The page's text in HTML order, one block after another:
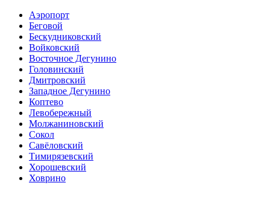
Аэропорт
Беговой
Бескудниковский
Войковский
Восточное Дегунино
Головинский
Дмитровский
Западное Дегунино
Коптево
Левобережный
Молжаниновский
Сокол
Савёловский
Тимирязевский
Хорошевский
Ховрино